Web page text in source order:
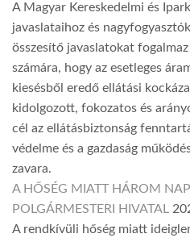
A Magyar Kereskedelmi és
javaslataihoz és
összesítő javaslatokat
számára, hogy az esetleges
kiesésből eredő ellátási
kidolgozott, fokozatos és
cél az ellátásbiztonság
védelme és a gazdaság
zavara.
A HŐSÉG MIATT HÁROM
POLGÁRMESTERI HIVATAL
A rendkívüli hőség miatt